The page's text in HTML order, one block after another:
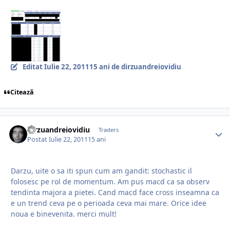
EditatIulie 22, 201115 ani de dirzuandreiovidiu
Citează
dirzuandreiovidiu Traders
PostatIulie 22, 201115 ani
Darzu, uite o sa iti spun cum am gandit: stochastic il
folosesc pe rol de momentum. Am pus macd ca sa observ
tendinta majora a pietei. Cand macd face cross inseamna ca
e un trend ceva pe o perioada ceva mai mare. Orice idee
noua e binevenita. merci mult!